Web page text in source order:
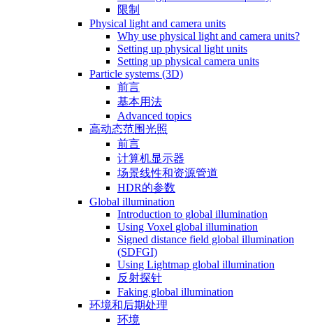
限制
Physical light and camera units
Why use physical light and camera units?
Setting up physical light units
Setting up physical camera units
Particle systems (3D)
前言
基本用法
Advanced topics
高动态范围光照
前言
计算机显示器
场景线性和资源管道
HDR的参数
Global illumination
Introduction to global illumination
Using Voxel global illumination
Signed distance field global illumination
(SDFGI)
Using Lightmap global illumination
反射探针
Faking global illumination
环境和后期处理
环境